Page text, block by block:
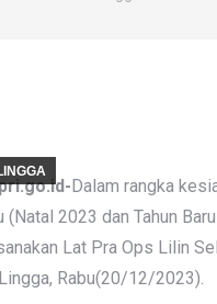
Dalam rangka
(Natal 2023 dan Tahun
Lat Pra Ops Lilin
Rabu(20/12/2023).